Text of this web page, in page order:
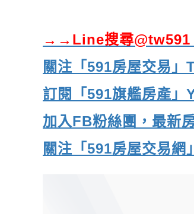
→→Line搜尋@tw591
關注「591房屋交易」
訂閱「591旗艦房產」
加入FB粉絲團，最新
關注「591房屋交易